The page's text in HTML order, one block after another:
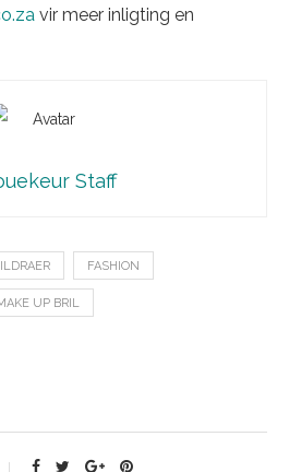
vir meer inligting en
Staff
FASHION
UP BRIL